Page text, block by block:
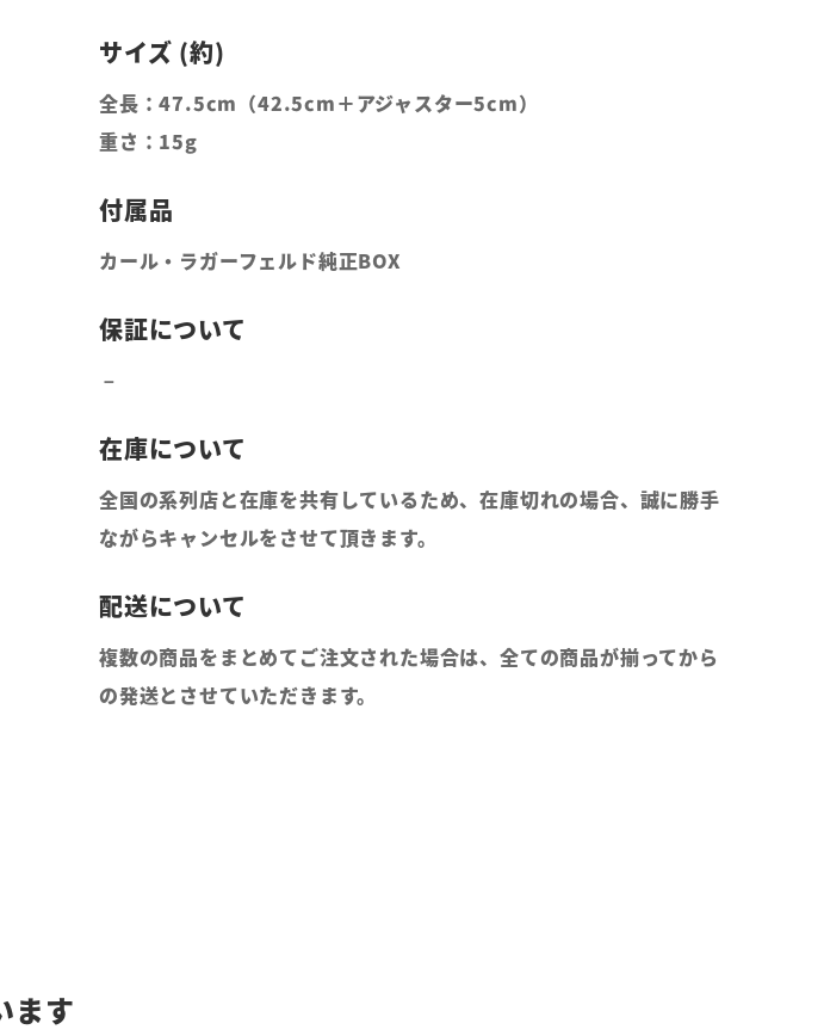
全長：47.5cm（42.5cm＋アジャスター5cm）
重さ：15g
カール・ラガーフェルド純正BOX
全国の系列店と在庫を共有しているため、在庫切れの場合、誠に勝手
ながらキャンセルをさせて頂きます。
複数の商品をまとめてご注文された場合は、全ての商品が揃ってから
の発送とさせていただきます。
ます